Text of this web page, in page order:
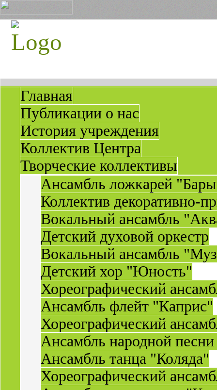
Главная
Публикации о нас
История учреждения
Коллектив Центра
Творческие коллективы
Ансамбль ложкарей
Коллектив декоративно-
Вокальный ансамбль
Детский духовой оркестр
Вокальный ансамбль
Детский хор "Юность"
Хореографический
Ансамбль флейт "Каприс"
Хореографический
Ансамбль народной
Ансамбль танца "Коляда"
Хореографический